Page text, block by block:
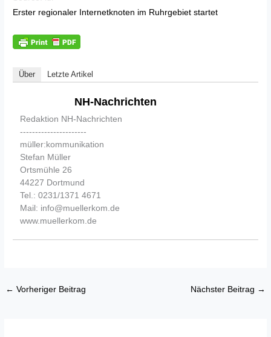
Erster regionaler Internetknoten im Ruhrgebiet startet
Über Letzte Artikel
NH-Nachrichten
Redaktion NH-Nachrichten
----------------------
müller:kommunikation
Stefan Müller
Ortsmühle 26
44227 Dortmund
Tel.: 0231/1371 4671
Mail: info@muellerkom.de
www.muellerkom.de
← Vorheriger Beitrag Nächster Beitrag →